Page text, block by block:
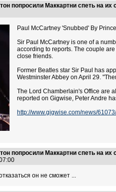
попросили Маккартни спеть на их
Paul McCartney 'Snubbed' By
Sir Paul McCartney is one of a
according to reports. The couple
close friends.
Former Beatles star Sir Paul has
Westminster Abbey on April 29.
The Lord Chamberlain's Office are
reported on Gigwise, Peter Andre
http://www.gigwise.com/news/
попросили Маккартни спеть на их
он не сможет ...